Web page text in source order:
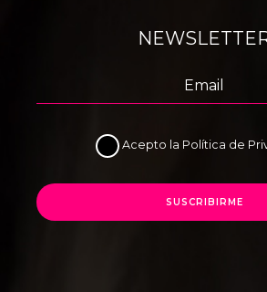
Acepto la Política de
SUSCRIBIRME